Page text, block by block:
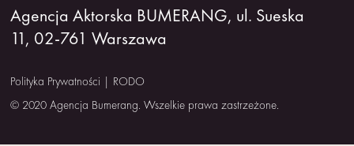
NAS
Agencja Aktorska BUMERANG, ul. Sueska
11, 02-761 Warszawa
Polityka Prywatności | RODO
© 2020 Agencja Bumerang. Wszelkie prawa zastrzeżone.